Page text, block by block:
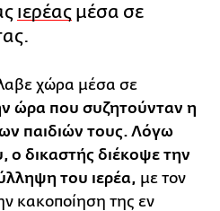
ιερέας μέσα σε
χώρα μέσα σε
ώρα που συζητούνταν η
παιδιών τους. Λόγω
ο δικαστής διέκοψε την
του ιερέα, με τον
κακοποίηση της εν